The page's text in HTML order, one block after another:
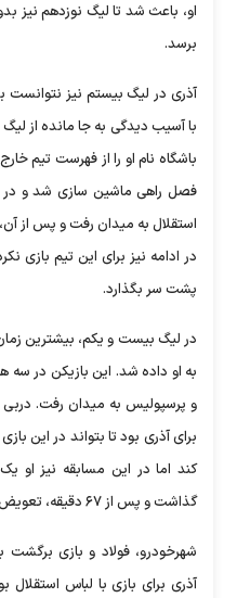
او، باعث شد تا لیگ نوزدهم نیز
برسد.
آذری در لیگ بیستم نیز نتوانست
با آسیب دیدگی به جا مانده از
باشگاه نام او را از فهرست تیم
فصل راهی ماشین سازی شد و در
استقلال به میدان رفت و پس از
در ادامه نیز برای این تیم بازی
پشت سر بگذارد.
در لیگ بیست و یکم، بیشترین
به او داده شد. این بازیکن در سه
و پرسپولیس به میدان رفت.
برای آذری بود تا بتواند در این
کند اما در این مسابقه نیز او
گذاشت و پس از ۶۷ دقیقه، تعویض شد.
شهرخودرو، فولاد و بازی
آذری برای بازی با لباس